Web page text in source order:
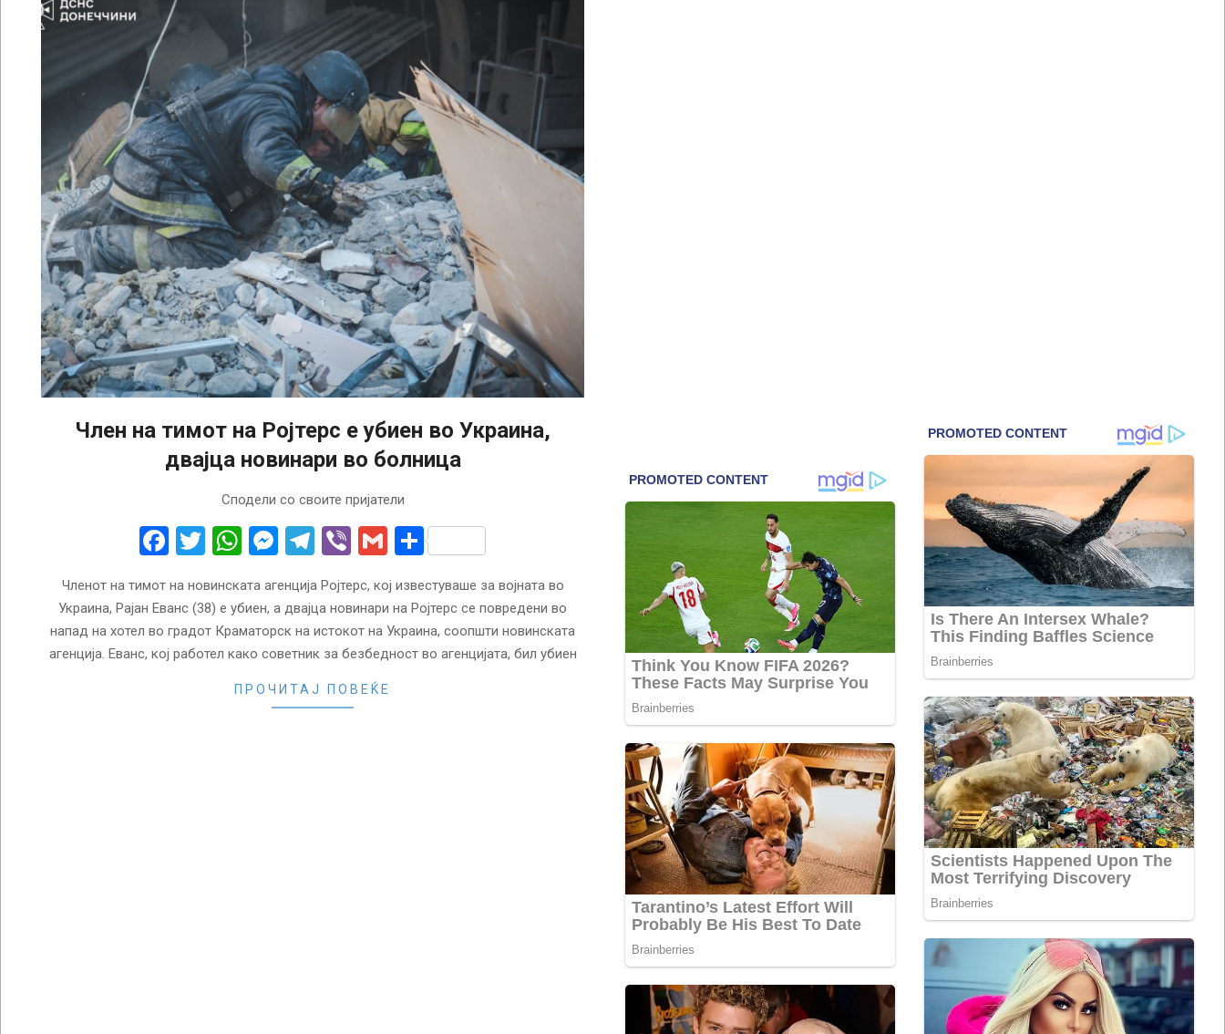
Член на тимот на Ројтерс е убиен во Украина,
двајца новинари во болница
Сподели со своите пријатели
Facebook
Twitter
WhatsApp
Messenger
Telegram
ViberGmailShare
Членот на тимот на новинската агенција Ројтерс, кој известуваше за војната во
Украина, Рајан Еванс (38) е убиен, а двајца новинари на Ројтерс се повредени во
напад на хотел во градот Краматорск на истокот на Украина, соопшти новинската
агенција. Еванс, кој работел како советник за безбедност во агенцијата, бил убиен
ПРОЧИТАЈ ПОВЕЌЕ